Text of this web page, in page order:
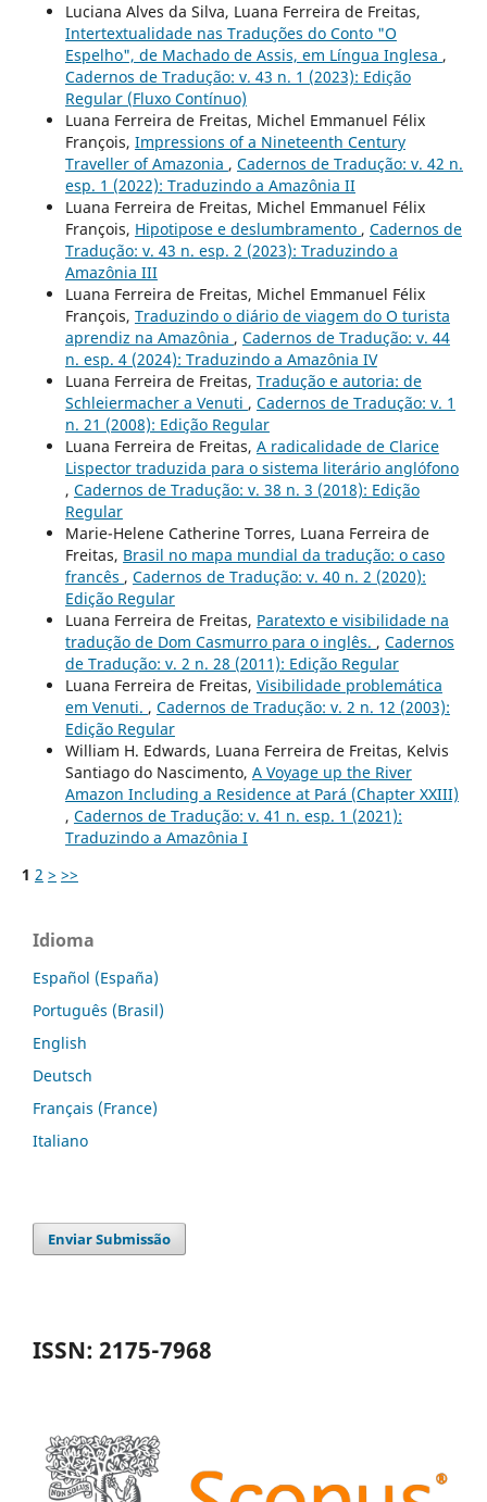
Luciana Alves da Silva, Luana Ferreira de Freitas,
Intertextualidade nas Traduções do Conto "O
Espelho", de Machado de Assis, em Língua Inglesa ,
Cadernos de Tradução: v. 43 n. 1 (2023): Edição
Regular (Fluxo Contínuo)
Luana Ferreira de Freitas, Michel Emmanuel Félix
François, Impressions of a Nineteenth Century
Traveller of Amazonia , Cadernos de Tradução: v. 42 n.
esp. 1 (2022): Traduzindo a Amazônia II
Luana Ferreira de Freitas, Michel Emmanuel Félix
François, Hipotipose e deslumbramento , Cadernos de
Tradução: v. 43 n. esp. 2 (2023): Traduzindo a
Amazônia III
Luana Ferreira de Freitas, Michel Emmanuel Félix
François, Traduzindo o diário de viagem do O turista
aprendiz na Amazônia , Cadernos de Tradução: v. 44
n. esp. 4 (2024): Traduzindo a Amazônia IV
Luana Ferreira de Freitas, Tradução e autoria: de
Schleiermacher a Venuti , Cadernos de Tradução: v. 1
n. 21 (2008): Edição Regular
Luana Ferreira de Freitas, A radicalidade de Clarice
Lispector traduzida para o sistema literário anglófono
, Cadernos de Tradução: v. 38 n. 3 (2018): Edição
Regular
Marie-Helene Catherine Torres, Luana Ferreira de
Freitas, Brasil no mapa mundial da tradução: o caso
francês , Cadernos de Tradução: v. 40 n. 2 (2020):
Edição Regular
Luana Ferreira de Freitas, Paratexto e visibilidade na
tradução de Dom Casmurro para o inglês. , Cadernos
de Tradução: v. 2 n. 28 (2011): Edição Regular
Luana Ferreira de Freitas, Visibilidade problemática
em Venuti. , Cadernos de Tradução: v. 2 n. 12 (2003):
Edição Regular
William H. Edwards, Luana Ferreira de Freitas, Kelvis
Santiago do Nascimento, A Voyage up the River
Amazon Including a Residence at Pará (Chapter XXIII)
, Cadernos de Tradução: v. 41 n. esp. 1 (2021):
Traduzindo a Amazônia I
1 2 > >>
Idioma
Español (España)
Português (Brasil)
English
Deutsch
Français (France)
Italiano
Enviar Submissão
ISSN: 2175-7968